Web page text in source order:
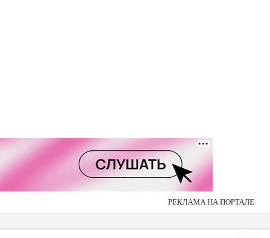
РЕКЛАМА НА ПОРТАЛЕ